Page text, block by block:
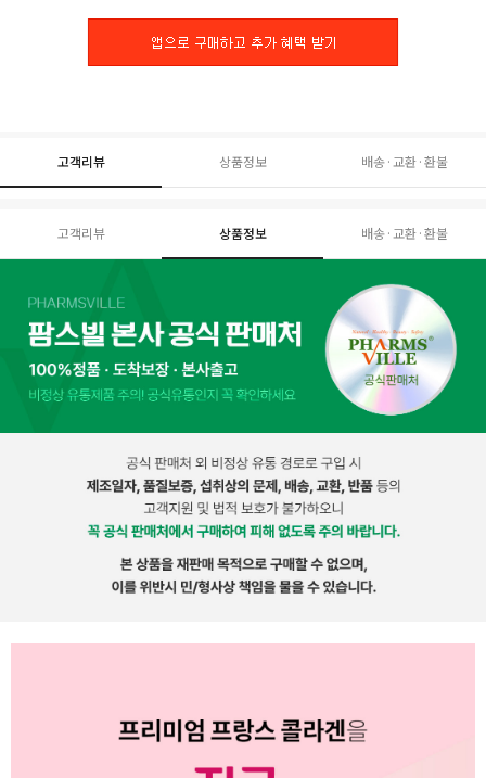
고객리뷰 상품정보 배송·교환·환불
고객리뷰 상품정보 배송·교환·환불